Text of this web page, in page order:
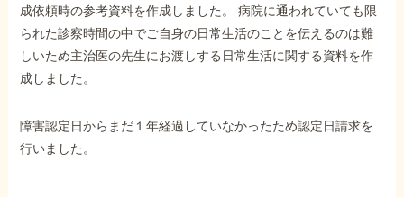
お電話でのお問い合わせ
089-907-3797
成依頼時の参考資料を作成しました。 病院に通われていても限
られた診察時間の中でご自身の日常生活のことを伝えるのは難
しいため主治医の先生にお渡しする日常生活に関する資料を作
成しました。
障害認定日からまだ１年経過していなかったため認定日請求を
行いました。